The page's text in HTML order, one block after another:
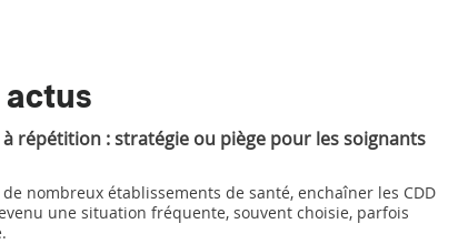
à répétition : stratégie ou piège pour les soignants
de nombreux établissements de santé, enchaîner les CDD
une situation fréquente, souvent choisie, parfois